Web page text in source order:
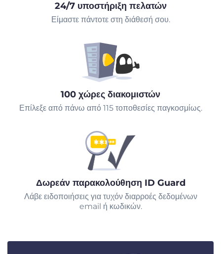
24/7 υποστήριξη πελατών
Είμαστε πάντοτε στη διάθεσή σου.
100 χώρες διακομιστών
Επίλεξε από πάνω από 115 τοποθεσίες παγκοσμίως.
Δωρεάν παρακολούθηση ID Guard
Λάβε ειδοποιήσεις για τυχόν διαρροές δεδομένων
email ή κωδικών.